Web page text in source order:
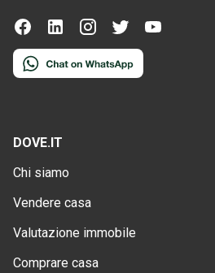
DOVE.IT
Chi siamo
Vendere casa
Valutazione immobile
Comprare casa